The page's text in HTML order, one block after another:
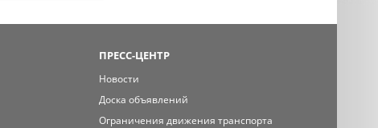
ПРЕСС-ЦЕНТР
Новости
Доска объявлений
Ограничения движения транспорта